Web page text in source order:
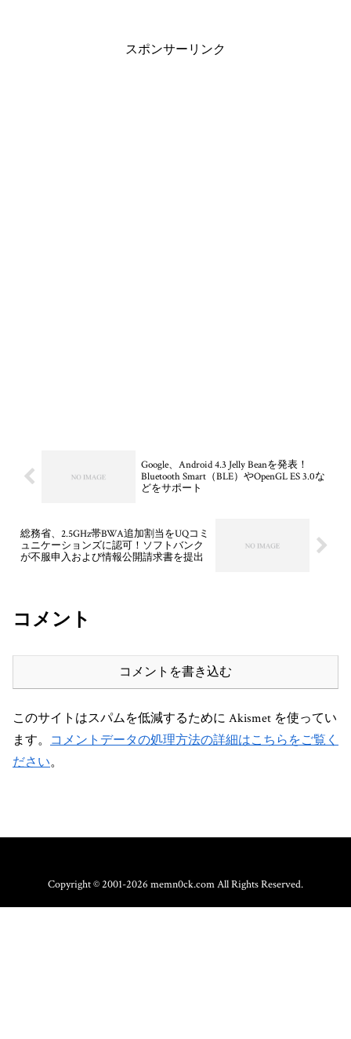
スポンサーリンク
Google、Android 4.3 Jelly Beanを発表！
Bluetooth Smart（BLE）やOpenGL ES 3.0な
どをサポート
総務省、2.5GHz帯BWA追加割当をUQコミ
ュニケーションズに認可！ソフトバンク
が不服申入および情報公開請求書を提出
コメント
コメントを書き込む
このサイトはスパムを低減するために Akismet を使ってい
ます。 コメントデータの処理方法の詳細はこちらをご覧く
ださい。
Copyright © 2001-2026 memn0ck.com All Rights Reserved.